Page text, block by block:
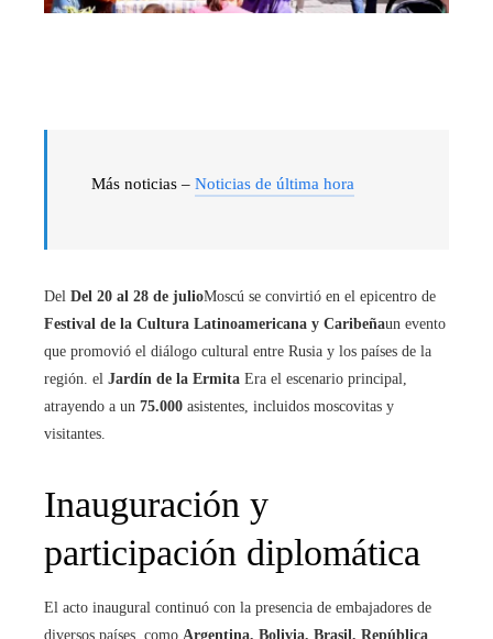
Más noticias – Noticias de última hora
Del Del 20 al 28 de julioMoscú se convirtió en el epicentro de
Festival de la Cultura Latinoamericana y Caribeñaun evento
que promovió el diálogo cultural entre Rusia y los países de la
región. el Jardín de la Ermita Era el escenario principal,
atrayendo a un 75.000 asistentes, incluidos moscovitas y
visitantes.
Inauguración y
participación diplomática
El acto inaugural continuó con la presencia de embajadores de
diversos países, como Argentina, Bolivia, Brasil, República